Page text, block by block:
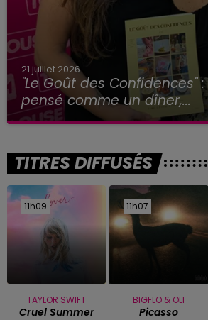
21 juillet 2026
"Le Goût des Confidences"
pensé comme un dîner,...
TITRES DIFFUSÉS
11h09
11h09
TAYLOR SWIFT
Cruel Summer
11h07
11h07
BIGFLO & OLI
Picasso